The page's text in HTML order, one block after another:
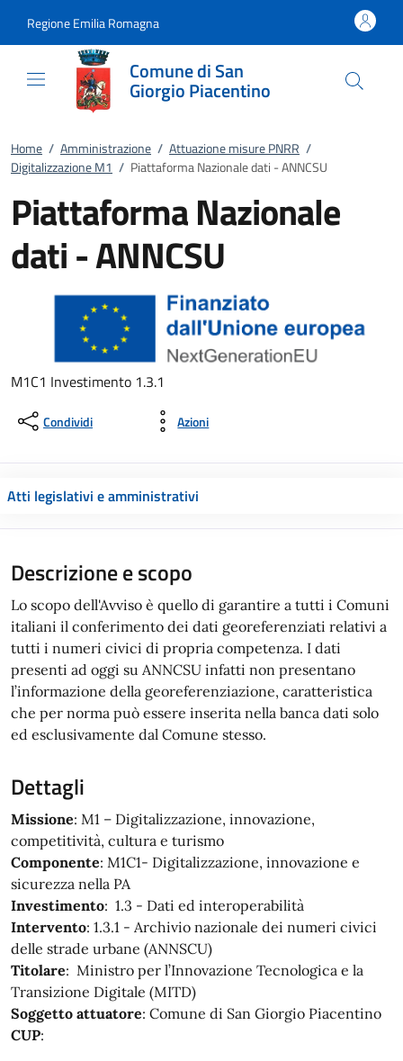
Regione Emilia Romagna
Comune di San
Giorgio Piacentino
Home / Amministrazione / Attuazione misure PNRR /
Digitalizzazione M1 / Piattaforma Nazionale dati - ANNCSU
Piattaforma Nazionale
dati - ANNCSU
M1C1 Investimento 1.3.1
Condividi Azioni
Atti legislativi e amministrativi
Descrizione e scopo
Lo scopo dell'Avviso è quello di garantire a tutti i Comuni
italiani il conferimento dei dati georeferenziati relativi a
tutti i numeri civici di propria competenza. I dati
presenti ad oggi su ANNCSU infatti non presentano
l’informazione della georeferenziazione, caratteristica
che per norma può essere inserita nella banca dati solo
ed esclusivamente dal Comune stesso.
Dettagli
Missione: M1 – Digitalizzazione, innovazione,
competitività, cultura e turismo
Componente: M1C1- Digitalizzazione, innovazione e
sicurezza nella PA
Investimento: 1.3 - Dati ed interoperabilità
Intervento: 1.3.1 - Archivio nazionale dei numeri civici
delle strade urbane (ANNSCU)
Titolare: Ministro per l’Innovazione Tecnologica e la
Transizione Digitale (MITD)
Soggetto attuatore: Comune di San Giorgio Piacentino
CUP: